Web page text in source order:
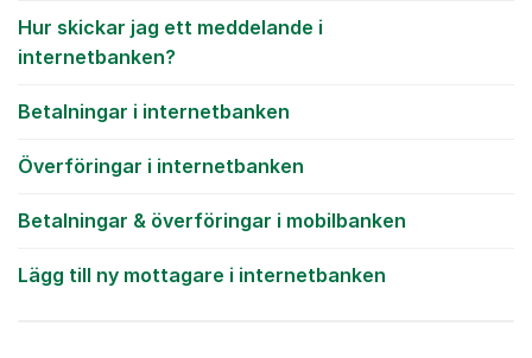
Hur skickar jag ett meddelande i
internetbanken?
Betalningar i internetbanken
Överföringar i internetbanken
Betalningar & överföringar i mobilbanken
Lägg till ny mottagare i internetbanken